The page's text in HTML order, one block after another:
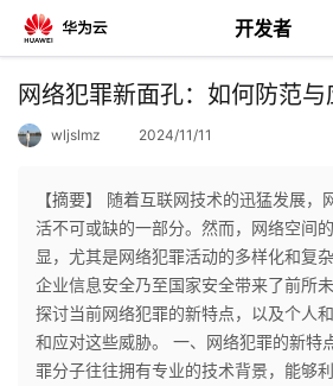
开发者
返
个
人
我
网络犯罪新面孔：如何防范与
wljslmz 2024/11/11
【摘要】 随着互联网技术的迅猛发展，
活不可或缺的一部分。然而，网络空间
显，尤其是网络犯罪活动的多样化和复
企业信息安全乃至国家安全带来了前所
探讨当前网络犯罪的新特点，以及个人
和应对这些威胁。 一、网络犯罪的新特
罪分子往往拥有专业的技术背景，能够